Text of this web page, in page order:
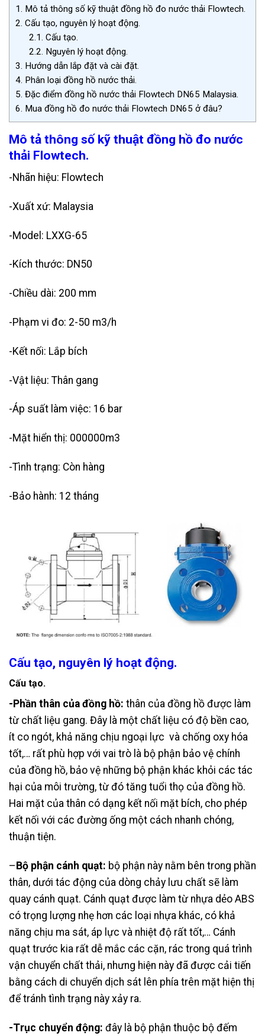
1. Mô tả thông số kỹ thuật đồng hồ đo nước thải Flowtech.
2. Cấu tạo, nguyên lý hoạt động.
2.1. Cấu tạo.
2.2. Nguyên lý hoạt động.
3. Hướng dẫn lắp đặt và cài đặt.
4. Phân loại đồng hồ nước thải.
5. Đặc điểm đồng hồ nước thải Flowtech DN65 Malaysia.
6. Mua đồng hồ đo nước thải Flowtech DN65 ở đâu?
Mô tả thông số kỹ thuật đồng hồ đo nước
thải Flowtech.
-Nhãn hiệu: Flowtech
-Xuất xứ: Malaysia
-Model: LXXG-65
-Kích thước: DN50
-Chiều dài: 200 mm
-Phạm vi đo: 2-50 m3/h
-Kết nối: Lắp bích
-Vật liệu: Thân gang
-Áp suất làm việc: 16 bar
-Mặt hiển thị: 000000m3
-Tình trạng: Còn hàng
-Bảo hành: 12 tháng
Cấu tạo, nguyên lý hoạt động.
Cấu tạo.
-Phần thân của đồng hồ: thân của đồng hồ được làm
từ chất liệu gang. Đây là một chất liệu có độ bền cao,
ít co ngót, khả năng chịu ngoại lực và chống oxy hóa
tốt,… rất phù hợp với vai trò là bộ phận bảo vệ chính
của đồng hồ, bảo vệ những bộ phận khác khỏi các tác
hại của môi trường, từ đó tăng tuổi thọ của đồng hồ.
Hai mặt của thân có dạng kết nối mặt bích, cho phép
kết nối với các đường ống một cách nhanh chóng,
thuận tiện.
– Bộ phận cánh quạt: bộ phận này nằm bên trong phần
thân, dưới tác động của dòng chảy lưu chất sẽ làm
quay cánh quạt. Cánh quạt được làm từ nhựa dẻo ABS
có trọng lượng nhẹ hơn các loại nhựa khác, có khả
năng chịu ma sát, áp lực và nhiệt độ rất tốt,… Cánh
quạt trước kia rất dễ mắc các cặn, rác trong quá trình
vận chuyển chất thải, nhưng hiện này đã được cải tiến
bằng cách di chuyển dịch sát lên phía trên mặt hiện thị
để tránh tình trạng này xảy ra.
-Trục chuyển động: đây là bộ phận thuộc bộ đếm